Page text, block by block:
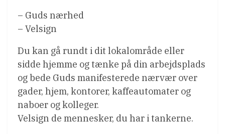
– Guds nærhed
– Velsign
Du kan gå rundt i dit lokalområde eller
sidde hjemme og tænke på din arbejdsplads
og bede Guds manifesterede nærvær over
gader, hjem, kontorer, kaffeautomater og
naboer og kolleger.
Velsign de mennesker, du har i tankerne.